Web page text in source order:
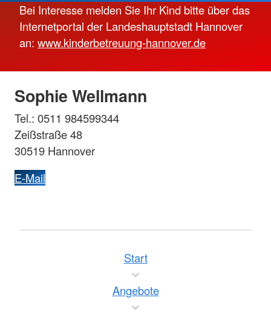
Bei Interesse melden Sie Ihr Kind bitte über das
Internetportal der Landeshauptstadt Hannover
an: www.kinderbetreuung-hannover.de
Sophie Wellmann
Tel.: 0511 984599344
Zeißstraße 48
30519 Hannover
E-Mail
Start
Angebote